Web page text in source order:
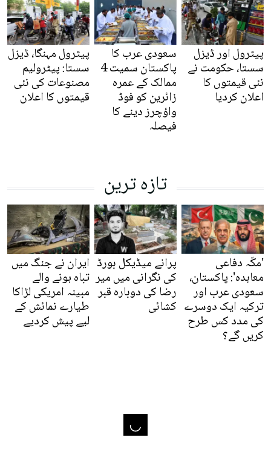
پیٹرول اور ڈیزل
سستا، حکومت نے
نئی قیمتوں کا
اعلان کردیا
سعودی عرب کا
پاکستان سمیت 4
ممالک کے عمرہ
زائرین کو فوڈ
واؤچرز دینے کا
فیصلہ
پیٹرول مہنگا، ڈیزل
سستا: پیٹرولیم
مصنوعات کی نئی
قیمتوں کا اعلان
تازہ ترین
'مکّہ دفاعی
معاہدہ': پاکستان،
سعودی عرب اور
ترکیہ ایک دوسرے
کی مدد کس طرح
کریں گے؟
پرانے میڈیکل بورڈ
کی نگرانی میں میر
رضا کی دوبارہ قبر
کشائی
ایران نے جنگ میں
تباہ ہونے والے
مبینہ امریکی لڑاکا
طیارے نمائش کے
لیے پیش کردیے